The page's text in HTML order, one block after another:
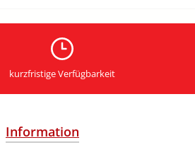
kurzfristige Verfügbarkeit
Information